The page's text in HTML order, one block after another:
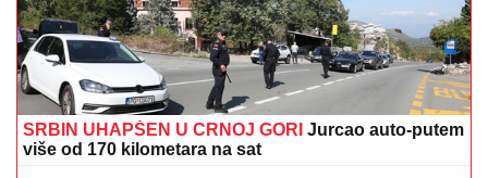
Skriveni raj Francuske: Gradić iz bajke u koji se turisti
zaljube na prvi pogled (FOTO)
(FOTO) SPAKOVALI KOFERE I OTIŠLI
NA EGZOTIČNU DESTINACIJUOvako
Anđela i Gastoz uživaju nakon
pomirenja, ona puni baterije pred